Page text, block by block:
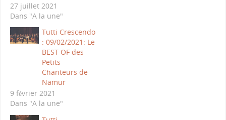
27 juillet 2021
Dans "A la une"
Tutti Crescendo
: 09/02/2021: Le
BEST OF des
Petits
Chanteurs de
Namur
9 février 2021
Dans "A la une"